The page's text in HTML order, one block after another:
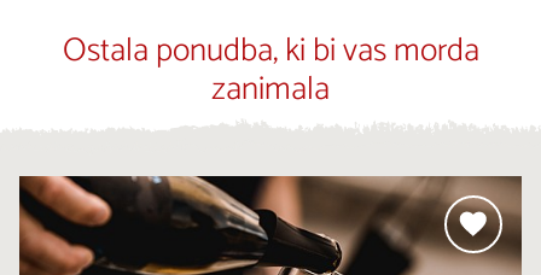
Ostala ponudba, ki bi vas morda
zanimala